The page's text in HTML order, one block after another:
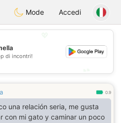
Citas
Mode Accedi
di incontri!
0.9
una relación seria, me gusta
con mi gato y caminar un poco